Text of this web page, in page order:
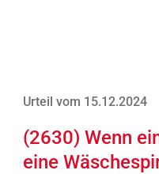
Urteil vom 15.12.2024
(2630) Wenn
eine